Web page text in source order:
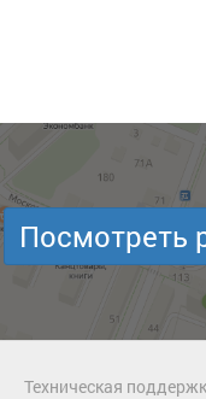
Посмотреть
Техническая